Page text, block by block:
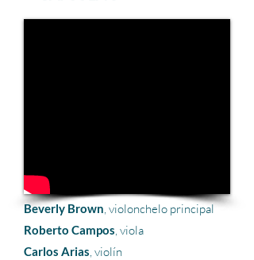
Beverly Brown, violonchelo principal
Roberto Campos, viola
Carlos Arias, violín